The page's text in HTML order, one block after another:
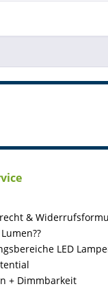
&
LED
+ Dimmbarkeit